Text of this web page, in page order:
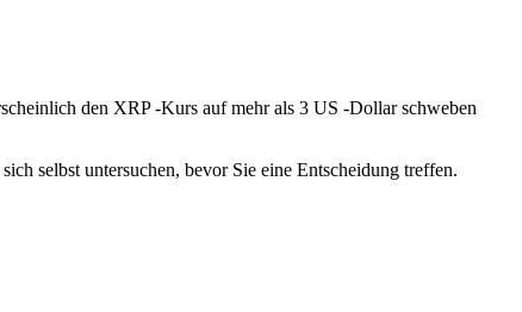
den XRP -Kurs auf mehr als 3 US -Dollar schweben
selbst untersuchen, bevor Sie eine Entscheidung treffen.